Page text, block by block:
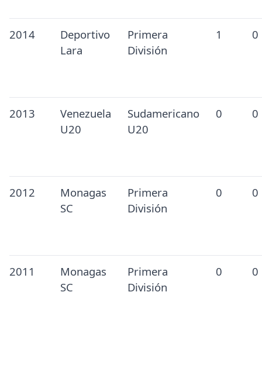
2014
Deportivo
Lara
Primera
División
1 0
2013
Venezuela
U20
Sudamericano
U20
0 0
2012
Monagas
SC
Primera
División
0 0
2011
Monagas
SC
Primera
División
0 0